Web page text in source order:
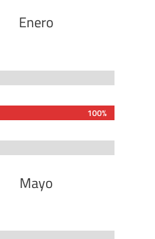
Enero
100%
100%
Mayo